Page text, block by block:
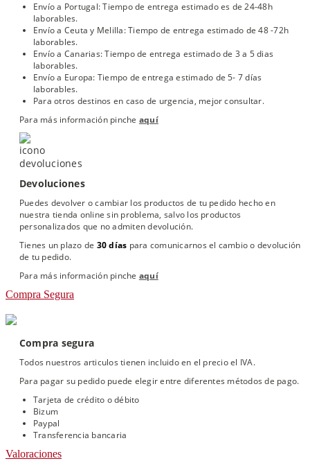
Envío a Portugal: Tiempo de entrega estimado es de 24-48h
laborables.
Envío a Ceuta y Melilla: Tiempo de entrega estimado de 48 -72h
laborables.
Envío a Canarias: Tiempo de entrega estimado de 3 a 5 dias
laborables.
Envío a Europa: Tiempo de entrega estimado de 5- 7 días
laborables.
Para otros destinos en caso de urgencia, mejor consultar.
Para más información pinche aquí
Devoluciones
Puedes devolver o cambiar los productos de tu pedido hecho en
nuestra tienda online sin problema, salvo los productos
personalizados que no admiten devolución.
Tienes un plazo de 30 días para comunicarnos el cambio o devolución
de tu pedido.
Para más información pinche aquí
Compra Segura
Compra segura
Todos nuestros articulos tienen incluido en el precio el IVA.
Para pagar su pedido puede elegir entre diferentes métodos de pago.
Tarjeta de crédito o débito
Bizum
Paypal
Transferencia bancaria
Valoraciones